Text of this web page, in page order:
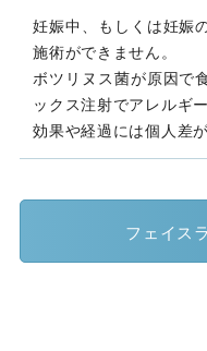
妊娠中、もしくは妊娠
施術ができません。
ボツリヌス菌が原因で
ックス注射でアレルギ
効果や経過には個人差が
フェイス